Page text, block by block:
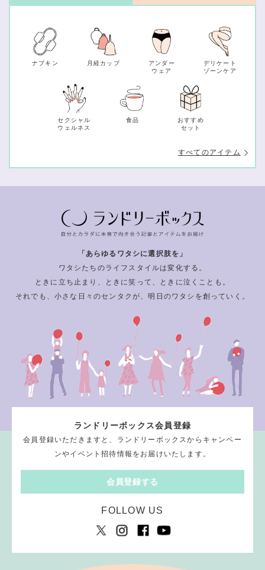
ナプキン 月経カップ
アンダー
ウェア
デリケート
ゾーンケア
セクシャル
ウェルネス
食品
おすすめ
セット
すべてのアイテム
「あらゆるワタシに選択肢を」
ワタシたちのライフスタイルは変化する。
ときに立ち止まり、ときに笑って、ときに泣くことも。
それでも、小さな日々のセンタクが、明日のワタシを創っていく。
ランドリーボックス会員登録
会員登録いただきますと、ランドリーボックスからキャンペー
ンやイベント招待情報をお届けいたします。
会員登録する
FOLLOW US